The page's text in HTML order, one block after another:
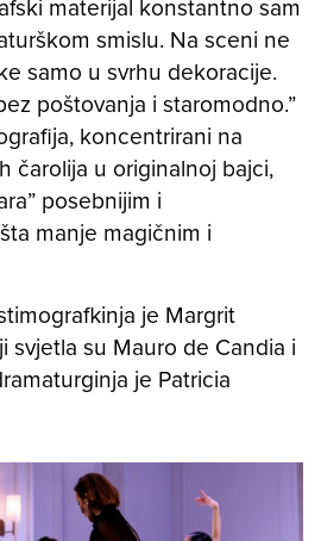
smislu. Na sceni ne
samo u svrhu dekoracije.
poštovanja i staromodno.”
koncentrirani na
čarolija u originalnoj bajci,
posebnijim i
manje magičnim i
je Margrit
svjetla su Mauro de Candia i
je Patricia